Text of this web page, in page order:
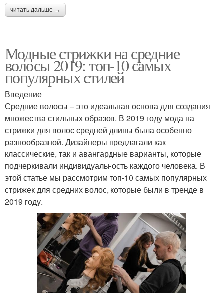
читать дальше →
Модные стрижки на средние
волосы 2019: топ-10 самых
популярных стилей
Введение
Средние волосы – это идеальная основа для создания
множества стильных образов. В 2019 году мода на
стрижки для волос средней длины была особенно
разнообразной. Дизайнеры предлагали как
классические, так и авангардные варианты, которые
подчеркивали индивидуальность каждого человека. В
этой статье мы рассмотрим топ-10 самых популярных
стрижек для средних волос, которые были в тренде в
2019 году.